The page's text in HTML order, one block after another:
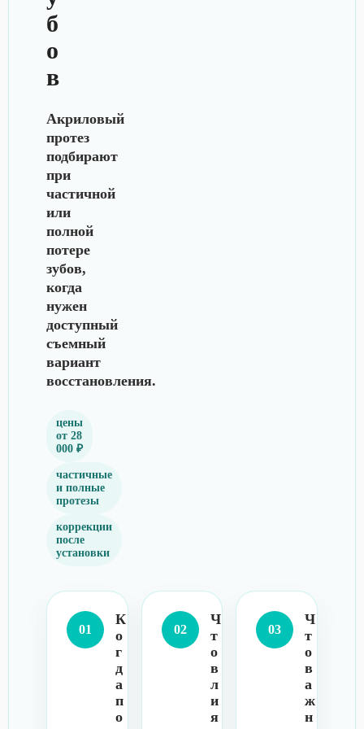
б
о
в
Акриловый
протез
подбирают
при
частичной
или
полной
потере
зубов,
когда
нужен
доступный
съемный
вариант
восстановления.
цены
от 28
000 ₽
частичные
и полные
протезы
коррекции
после
установки
01
К
о
г
д
а
п
о
02
Ч
т
о
в
л
и
я
03
Ч
т
о
в
а
ж
н